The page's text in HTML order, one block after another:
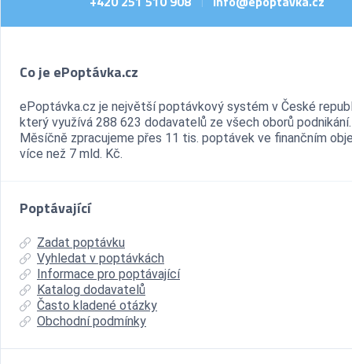
Co je ePoptávka.cz
ePoptávka.cz je největší poptávkový systém v České
který využívá 288 623 dodavatelů ze všech oborů podnikání.
Měsíčně zpracujeme přes 11 tis. poptávek ve finančním
více než 7 mld. Kč.
Poptávající
Zadat poptávku
Vyhledat v poptávkách
Informace pro poptávající
Katalog dodavatelů
Často kladené otázky
Obchodní podmínky